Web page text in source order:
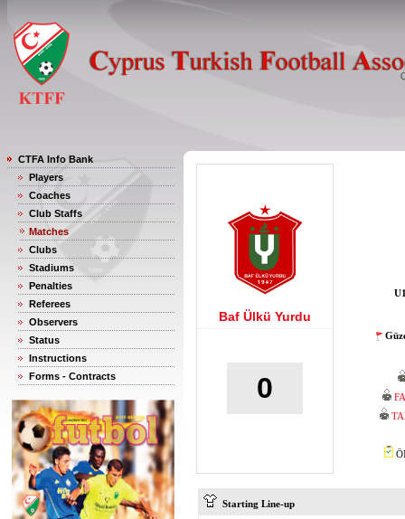
CTFA Info Bank
Players
Coaches
Club Staffs
Matches
Clubs
Stadiums
Penalties
Referees
Observers
Status
Instructions
Forms - Contracts
Baf Ülkü Yurdu
0
Starting Line-up